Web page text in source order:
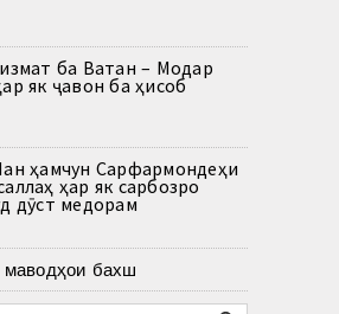
ба Ватан – Модар
як ҷавон ба ҳисоб
ҳамчун Сарфармондеҳи
ҳар як сарбозро
дӯст медорам
бахш